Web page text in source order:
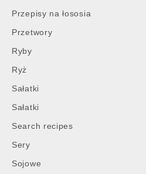
Przepisy na łososia
Przetwory
Ryby
Ryż
Sałatki
Sałatki
Search recipes
Sery
Sojowe